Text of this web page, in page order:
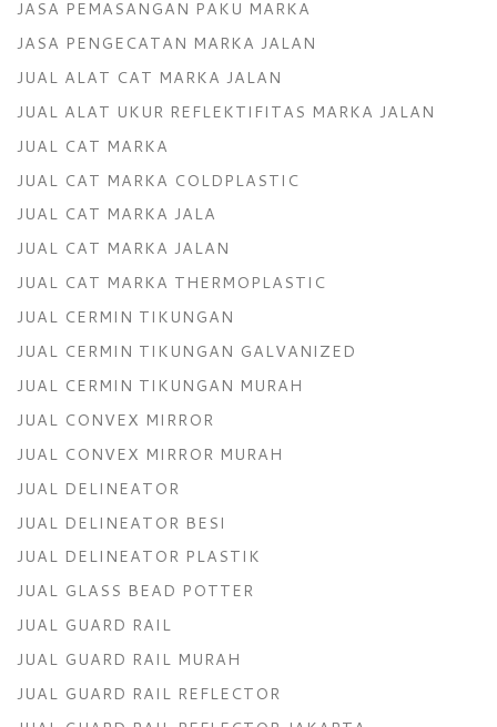
JASA PEMASANGAN PAKU MARKA
JASA PENGECATAN MARKA JALAN
JUAL ALAT CAT MARKA JALAN
JUAL ALAT UKUR REFLEKTIFITAS MARKA JALAN
JUAL CAT MARKA
JUAL CAT MARKA COLDPLASTIC
JUAL CAT MARKA JALA
JUAL CAT MARKA JALAN
JUAL CAT MARKA THERMOPLASTIC
JUAL CERMIN TIKUNGAN
JUAL CERMIN TIKUNGAN GALVANIZED
JUAL CERMIN TIKUNGAN MURAH
JUAL CONVEX MIRROR
JUAL CONVEX MIRROR MURAH
JUAL DELINEATOR
JUAL DELINEATOR BESI
JUAL DELINEATOR PLASTIK
JUAL GLASS BEAD POTTER
JUAL GUARD RAIL
JUAL GUARD RAIL MURAH
JUAL GUARD RAIL REFLECTOR